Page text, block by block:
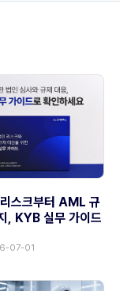
스크부터 AML 규
, KYB 실무 가이드
07-01